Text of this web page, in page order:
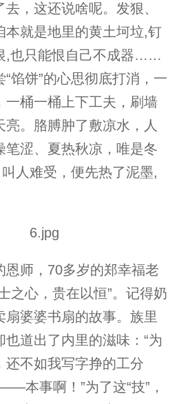
，这还说啥呢。发狠、
本就是地里的黄土坷垃,钉
,也只能恨自己不成器……
馅饼”的心思彻底打消，一
一桶一桶上下工夫，刷墙
。胳膊肿了敷凉水，人
笔涩、夏热秋凉，唯是冬
人难受，便先热了泥墨,
恩师，70多岁的郑幸福老
之心，贵在以恒”。记得奶
扇婆婆书扇的故事。族里
道出了内里的滋味：“为
还不如我写字挣的工分
本事啊！”为了这“技”，